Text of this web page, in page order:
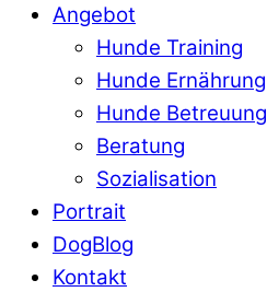
Angebot
Hunde Training
Hunde Ernährung
Hunde Betreuung
Beratung
Sozialisation
Portrait
DogBlog
Kontakt